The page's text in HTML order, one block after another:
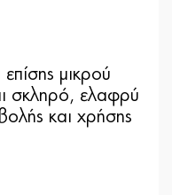
μικρού
σκληρό, ελαφρύ
και χρήσης